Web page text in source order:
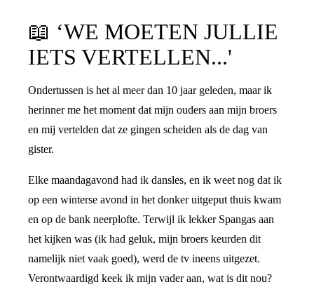
📖 ‘WE MOETEN JULLIE
IETS VERTELLEN...'
Ondertussen is het al meer dan 10 jaar geleden, maar ik
herinner me het moment dat mijn ouders aan mijn broers
en mij vertelden dat ze gingen scheiden als de dag van
gister.
Elke maandagavond had ik dansles, en ik weet nog dat ik
op een winterse avond in het donker uitgeput thuis kwam
en op de bank neerplofte. Terwijl ik lekker Spangas aan
het kijken was (ik had geluk, mijn broers keurden dit
namelijk niet vaak goed), werd de tv ineens uitgezet.
Verontwaardigd keek ik mijn vader aan, wat is dit nou?